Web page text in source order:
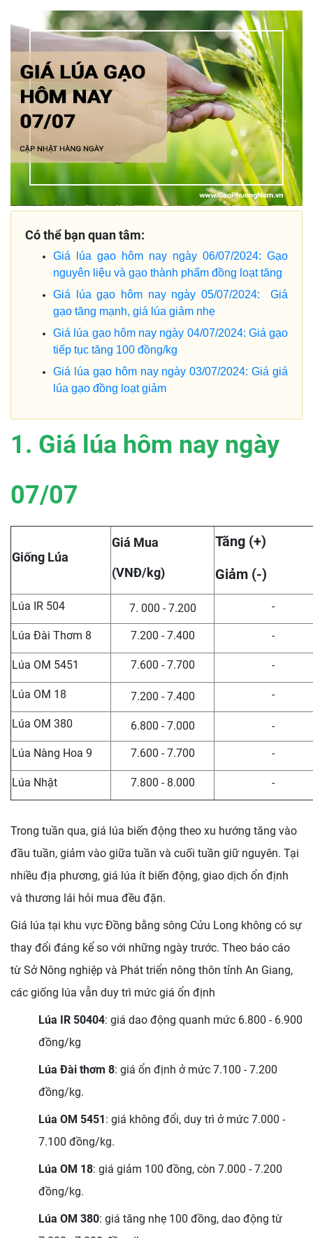
Có thể bạn quan tâm:
Giá lúa gạo hôm nay ngày 06/07/2024: Gạo
nguyên liệu và gạo thành phẩm đồng loạt tăng
Giá lúa gạo hôm nay ngày 05/07/2024: Giá
gạo tăng mạnh, giá lúa giảm nhẹ
Giá lúa gạo hôm nay ngày 04/07/2024: Giá gạo
tiếp tục tăng 100 đồng/kg
Giá lúa gạo hôm nay ngày 03/07/2024: Giá giá
lúa gạo đồng loạt giảm
1. Giá lúa hôm nay ngày
07/07
Giống Lúa
Giá Mua
(VNĐ/kg)
Tăng (+)
Giảm (-)
Lúa IR 504 7. 000 - 7.200 -
Lúa Đài Thơm 8 7.200 - 7.400 -
Lúa OM 5451 7.600 - 7.700 -
Lúa OM 18 7.200 - 7.400 -
Lúa OM 380 6.800 - 7.000 -
Lúa Nàng Hoa 9 7.600 - 7.700 -
Lúa Nhật 7.800 - 8.000 -
Trong tuần qua, giá lúa biến động theo xu hướng tăng vào
đầu tuần, giảm vào giữa tuần và cuối tuần giữ nguyên. Tại
nhiều địa phương, giá lúa ít biến động, giao dịch ổn định
và thương lái hỏi mua đều đặn.
Giá lúa tại khu vực Đồng bằng sông Cửu Long không có sự
thay đổi đáng kể so với những ngày trước. Theo báo cáo
từ Sở Nông nghiệp và Phát triển nông thôn tỉnh An Giang,
các giống lúa vẫn duy trì mức giá ổn định
Lúa IR 50404: giá dao động quanh mức 6.800 - 6.900
đồng/kg
Lúa Đài thơm 8: giá ổn định ở mức 7.100 - 7.200
đồng/kg.
Lúa OM 5451: giá không đổi, duy trì ở mức 7.000 -
7.100 đồng/kg.
Lúa OM 18: giá giảm 100 đồng, còn 7.000 - 7.200
đồng/kg.
Lúa OM 380: giá tăng nhẹ 100 đồng, dao động từ